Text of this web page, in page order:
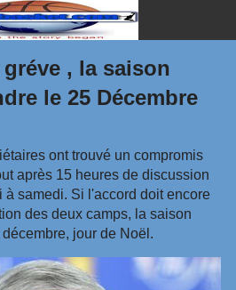
, la saison
le 25 Décembre
ont trouvé un compromis
après 15 heures de discussion
à samedi. Si l'accord doit encore
des deux camps, la saison
jour de Noël.